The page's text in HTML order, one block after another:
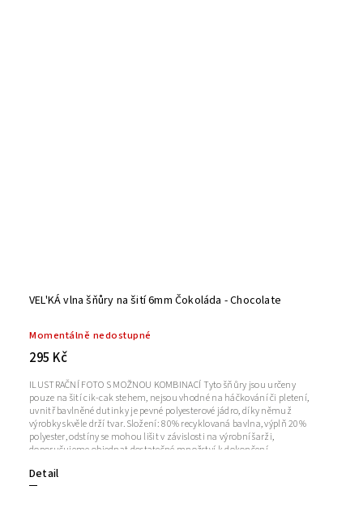
VEL'KÁ vlna šňůry na šití 6mm Čokoláda - Chocolate
Momentálně nedostupné
295 Kč
Detail
ILUSTRAČNÍ FOTO S MOŽNOU KOMBINACÍ Tyto šňůry jsou určeny
pouze na šití cik-cak stehem, nejsou vhodné na háčkování či pletení,
uvnitř bavlněné dutinky je pevné polyesterové jádro, díky němuž
výrobky skvěle drží tvar.Složení: 80% recyklovaná bavlna, výplň 20%
polyester, odstíny se mohou lišit v závislosti na výrobní šarži,
doporučujeme objednat dostatečné množství k dokončení
klubko 50m; prostírání průměr 30cm = 15mNávin: cca 50 m +/-
5%Síla příze: 6 mm